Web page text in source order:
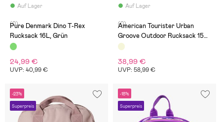
Auf Lager
(0)
Pure Denmark Dino T-Rex
Rucksack 16L, Grün
24,99 €
UVP: 40,99 €
Auf Lager
(0)
American Tourister Urban
Groove Outdoor Rucksack 15L,
Beige
38,99 €
UVP: 58,99 €
-23%
Superpreis
-18%
Superpreis